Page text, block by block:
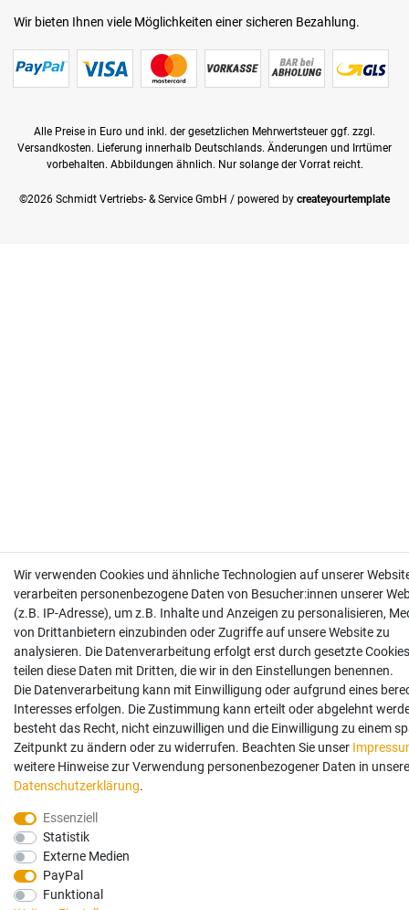
Wir bieten Ihnen viele Möglichkeiten einer sicheren Bezahlung.
Alle Preise in Euro und inkl. der gesetzlichen Mehrwertsteuer ggf. zzgl.
Versandkosten. Lieferung innerhalb Deutschlands. Änderungen und Irrtümer
vorbehalten. Abbildungen ähnlich. Nur solange der Vorrat reicht.
©2026 Schmidt Vertriebs- & Service GmbH / powered by createyourtemplate
Wir verwenden Cookies und ähnliche Technologien auf unserer
verarbeiten personenbezogene Daten von Besucher:innen unserer
(z.B. IP-Adresse), um z.B. Inhalte und Anzeigen zu personalisieren,
von Drittanbietern einzubinden oder Zugriffe auf unsere Website zu
analysieren. Die Datenverarbeitung erfolgt erst durch gesetzte
teilen diese Daten mit Dritten, die wir in den Einstellungen benennen.
Die Datenverarbeitung kann mit Einwilligung oder aufgrund eines
Interesses erfolgen. Die Zustimmung kann erteilt oder abgelehnt
besteht das Recht, nicht einzuwilligen und die Einwilligung zu einem
Zeitpunkt zu ändern oder zu widerrufen. Beachten Sie unser
weitere Hinweise zur Verwendung personenbezogener Daten in
Daten­schutz­erklärung.
Essenziell
Statistik
Externe Medien
PayPal
Funktional